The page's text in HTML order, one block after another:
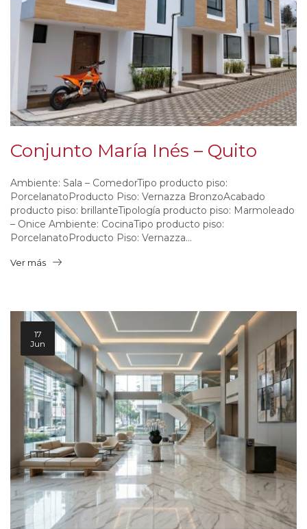
Conjunto María Inés – Quito
Ambiente: Sala – ComedorTipo producto piso:
PorcelanatoProducto Piso: Vernazza BronzoAcabado
producto piso: brillanteTipología producto piso: Marmoleado
– Onice Ambiente: CocinaTipo producto piso:
PorcelanatoProducto Piso: Vernazza...
Ver más
17
Jun